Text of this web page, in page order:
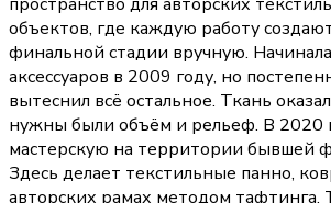
объектов, где каждую работу
финальной стадии вручную.
аксессуаров в 2009 году, но
вытеснил всё остальное. Ткань
нужны были объём и рельеф. В 2020
мастерскую на территории
Здесь делает текстильные панно,
авторских рамах методом тафтинга.